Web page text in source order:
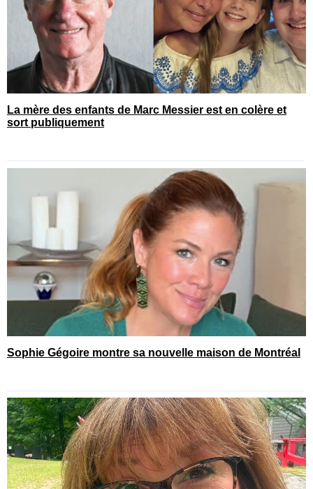
La mère des enfants de Marc Messier est en colère et
sort publiquement
Sophie Gégoire montre sa nouvelle maison de Montréal